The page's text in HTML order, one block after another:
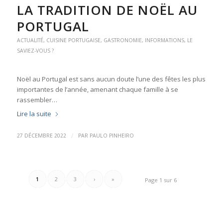
LA TRADITION DE NOËL AU
PORTUGAL
ACTUALITÉ, CUISINE PORTUGAISE, GASTRONOMIE, INFORMATIONS, LE
SAVIEZ-VOUS ?
Noël au Portugal est sans aucun doute l’une des fêtes les plus
importantes de l’année, amenant chaque famille à se
rassembler…
Lire la suite
27 DÉCEMBRE 2022 / PAR PAULO PINHEIRO
Page 1 sur 6
1 2 3 › »